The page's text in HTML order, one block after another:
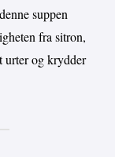
suppen
fra sitron,
urter og krydder